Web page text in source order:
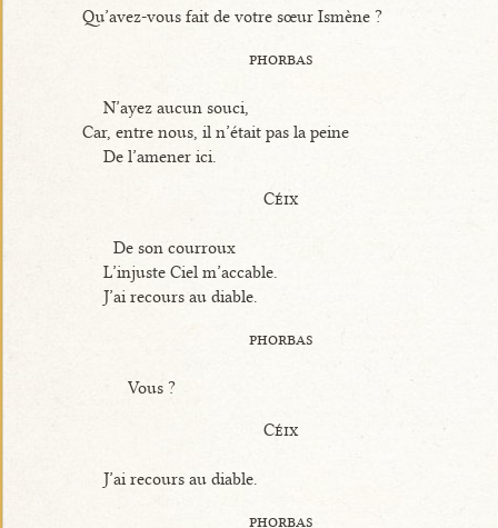
Qu’avez-vous fait de votre sœur Ismène ?
phorbas
N’ayez aucun souci,
Car, entre nous, il n’était pas la peine
De l’amener ici.
Céix
De son courroux
L’injuste Ciel m’accable.
J’ai recours au diable.
phorbas
Vous ?
Céix
J’ai recours au diable.
phorbas